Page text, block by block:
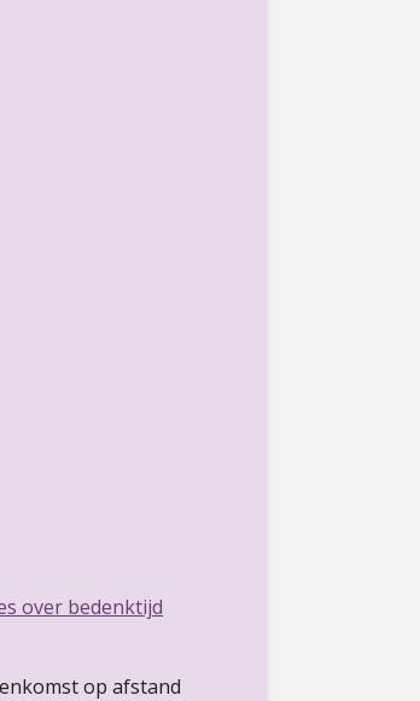
over bedenktijd
op afstand